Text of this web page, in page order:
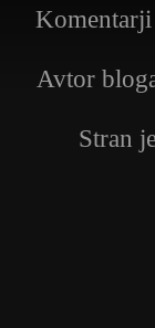
Avtor
Stran